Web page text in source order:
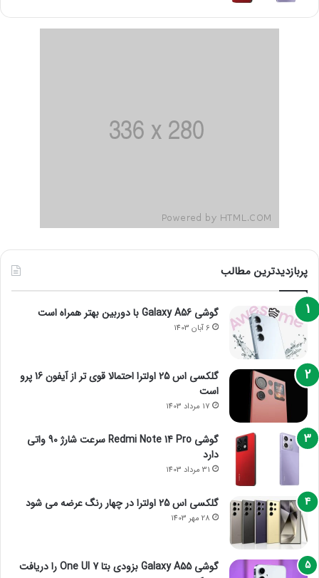
پربازدیدترین مطالب
گوشی Galaxy A56 با دوربین بهتر همراه است
6 آبان 1403
گلکسی اس 25 اولترا احتمالا قوی تر از آیفون 16 پرو
است
17 مرداد 1403
گوشی Redmi Note 14 Pro سرعت شارژ 90 واتی
دارد
31 مرداد 1403
گلکسی اس 25 اولترا در چهار رنگ عرضه می شود
28 مهر 1403
گوشی Galaxy A55 بزودی بتا One UI 7 را دریافت